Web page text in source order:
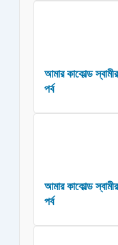
আমার কাকোল্ড
পর্ব
আমার কাকোল্ড
পর্ব